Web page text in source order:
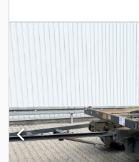
,
объем грузового
общая ширина:
,
2024